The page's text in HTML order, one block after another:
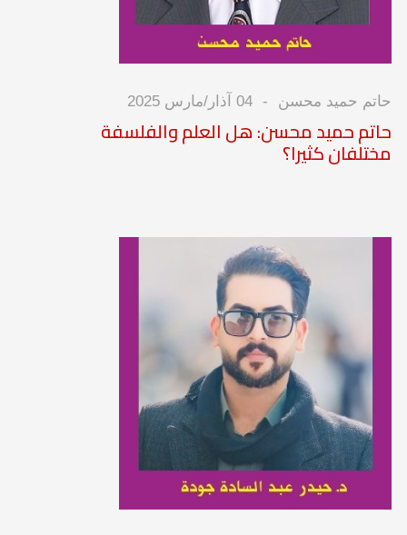
حاتم حميد محسن 04 آذار/مارس 2025
حاتم حميد محسن: هل العلم والفلسفة
مختلفان كثيرا؟